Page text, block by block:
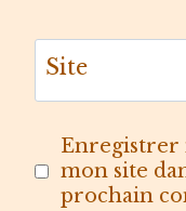
Site
Enregistrer
mon site
prochain